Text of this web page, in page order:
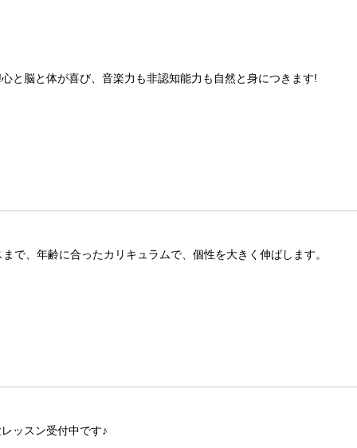
と脳と体が喜び、音楽力も非認知能力も自然と身につきます!
で、年齢に合ったカリキュラムで、個性を大きく伸ばします。
ッスン受付中です♪